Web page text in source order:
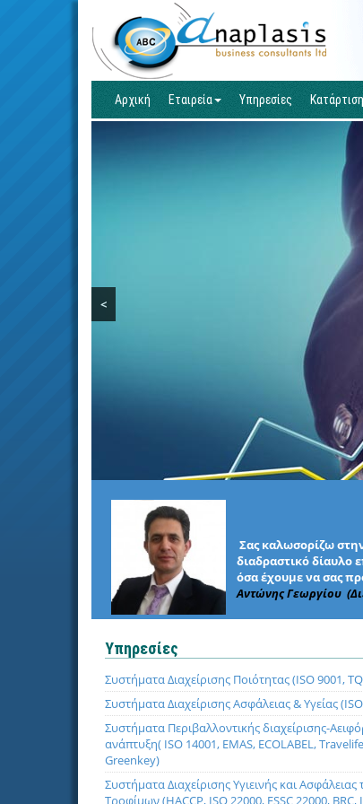
Αρχική Εταιρεία Υπηρεσίες Κατάρτιση
<
Σας καλωσορίζω
διαδραστικό δίαυλο
όσα έχουμε να σας
Αντώνης Γεωργίου
Υπηρεσίες
Συστήματα Διαχείρισης Ποιότητας (ISO 9001,
Συστήματα Διαχείρισης Ασφάλειας & Υγείας
Συστήματα Περιβαλλοντικής διαχείρισης-
ανάπτυξη( ISO 14001, EMAS, ECOLABEL,
Greenkey)
Συστήματα Διαχείρισης Υγιεινής και Ασφάλειας
Τροφίμων (HACCP, ISO 22000, FSSC 22000, BRC,